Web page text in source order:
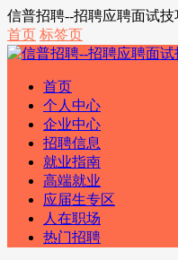
信普招聘--招聘应聘面试
首页 标签页
首页
个人中心
企业中心
招聘信息
就业指南
高端就业
应届生专区
人在职场
热门招聘